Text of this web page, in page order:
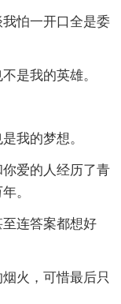
怕一开口全是委
是我的英雄。
我的梦想。
爱的人经历了青
。
连答案都想好
火，可惜最后只